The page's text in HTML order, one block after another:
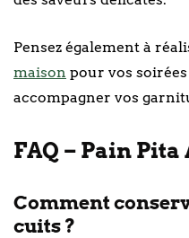
Pensez également à
maison pour vos
accompagner vos
FAQ – Pain
Comment
cuits ?